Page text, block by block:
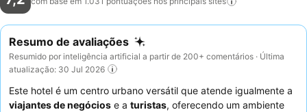
Resumo de avaliações
Resumido por inteligência artificial a partir de 200+ comentários · Última
atualização: 30 Jul 2026
Este hotel é um centro urbano versátil que atende igualmente a
viajantes de negócios e a turistas, oferecendo um ambiente